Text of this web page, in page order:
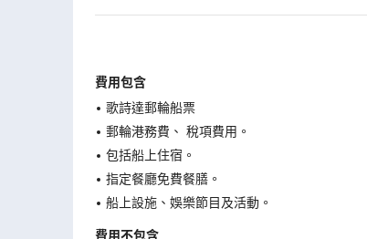
費用包含
歌詩達郵輪船票
郵輪港務費、 稅項費用。
包括船上住宿。
指定餐廳免費餐膳。
船上設施、娛樂節目及活動。
費用不包含